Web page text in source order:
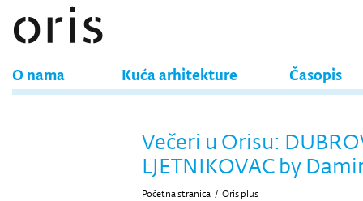
O nama Kuća arhitekture Časopis
Večeri u Orisu:
LJETNIKOVAC by
Početna stranica / Oris plus